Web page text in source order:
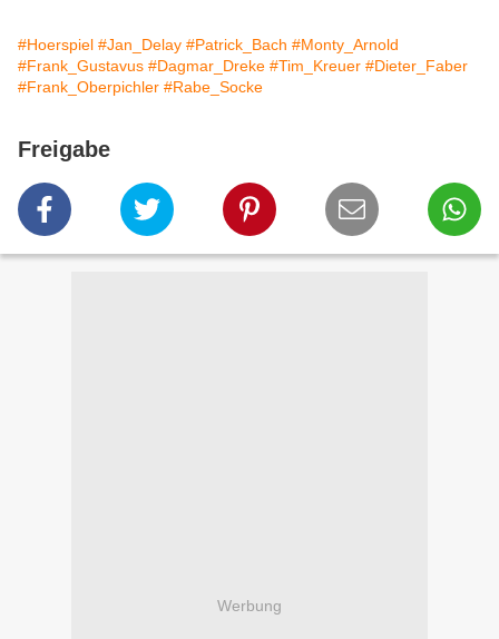
#Hoerspiel #Jan_Delay #Patrick_Bach #Monty_Arnold
#Frank_Gustavus #Dagmar_Dreke #Tim_Kreuer #Dieter_Faber
#Frank_Oberpichler #Rabe_Socke
Freigabe
Werbung